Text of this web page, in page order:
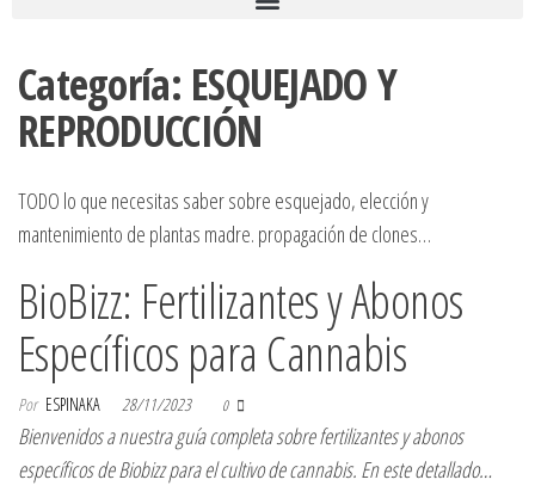
Categoría: ESQUEJADO Y
REPRODUCCIÓN
TODO lo que necesitas saber sobre esquejado, elección y
mantenimiento de plantas madre. propagación de clones…
BioBizz: Fertilizantes y Abonos
Específicos para Cannabis
Por ESPINAKA 28/11/2023 0
Bienvenidos a nuestra guía completa sobre fertilizantes y abonos
específicos de Biobizz para el cultivo de cannabis. En este detallado…